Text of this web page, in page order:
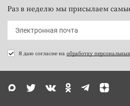
Раз в неделю мы присылаем
Я даю согласие на обработку